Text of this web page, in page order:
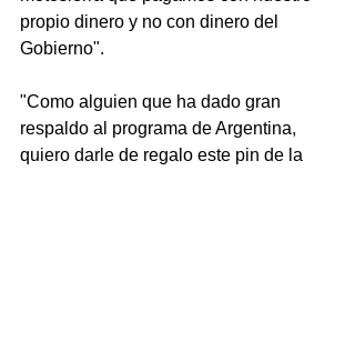
propio dinero y no con dinero del
Gobierno".
"Como alguien que ha dado gran
respaldo al programa de Argentina,
quiero darle de regalo este pin de la